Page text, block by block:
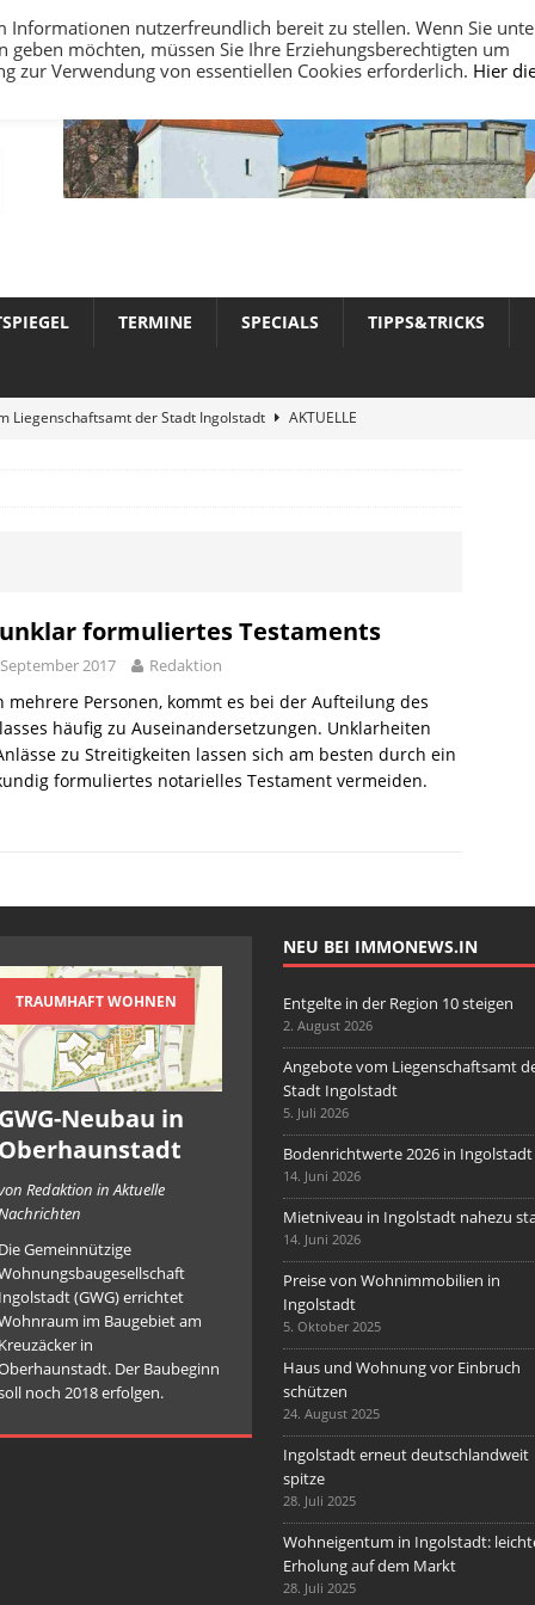
TERMINE SPECIALS TIPPS&TRICKS
Liegenschaftsamt der Stadt Ingolstadt
AKTUELLE
Wohnung vor Einbruch schützen
AKTUELLE NACHRICHTEN
in der Region 10 steigen AKTUELLE NACHRICHTEN
formuliertes Testaments
2017 Redaktion
mehrere Personen, kommt es bei der Aufteilung des
häufig zu Auseinandersetzungen. Unklarheiten
zu Streitigkeiten lassen sich am besten durch ein
formuliertes notarielles Testament vermeiden.
TRAUMHAFT WOHNEN
GWG-Neubau in
Oberhaunstadt
Redaktion in Aktuelle
Die Gemeinnützige
Ingolstadt (GWG) errichtet
im Baugebiet am
Kreuzäcker in
Der Baubeginn
noch 2018 erfolgen.
NEU BEI IMMONEWS.IN
Entgelte in der Region 10 steigen
2. August 2026
Angebote vom Liegenschaftsamt
Stadt Ingolstadt
5. Juli 2026
Bodenrichtwerte 2026 in Ingolstadt
14. Juni 2026
Mietniveau in Ingolstadt nahezu
14. Juni 2026
Preise von Wohnimmobilien in
Ingolstadt
5. Oktober 2025
Haus und Wohnung vor Einbruch
schützen
24. August 2025
Ingolstadt erneut deutschlandweit
spitze
28. Juli 2025
Wohneigentum in Ingolstadt:
Erholung auf dem Markt
28. Juli 2025
nutzerfreundlich bereit zu stellen. Wenn Sie
möchten, müssen Sie Ihre Erziehungsberechtigten um
zur Verwendung von essentiellen Cookies erforderlich. Hier